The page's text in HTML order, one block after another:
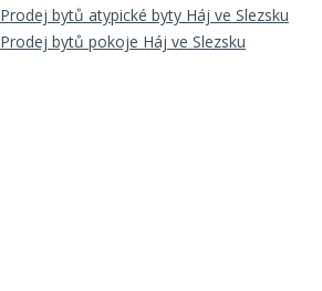
Prodej bytů atypické byty Háj ve Slezsku
Prodej bytů pokoje Háj ve Slezsku